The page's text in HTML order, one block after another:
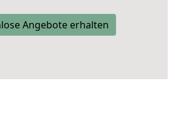
Angebote erhalten